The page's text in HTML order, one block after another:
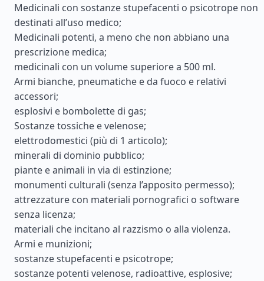
Medicinali con sostanze stupefacenti o psicotrope non
destinati all’uso medico;
Medicinali potenti, a meno che non abbiano una
prescrizione medica;
medicinali con un volume superiore a 500 ml.
Armi bianche, pneumatiche e da fuoco e relativi
accessori;
esplosivi e bombolette di gas;
Sostanze tossiche e velenose;
elettrodomestici (più di 1 articolo);
minerali di dominio pubblico;
piante e animali in via di estinzione;
monumenti culturali (senza l’apposito permesso);
attrezzature con materiali pornografici o software
senza licenza;
materiali che incitano al razzismo o alla violenza.
Armi e munizioni;
sostanze stupefacenti e psicotrope;
sostanze potenti velenose, radioattive, esplosive;